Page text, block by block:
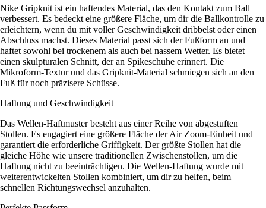
Nike Gripknit ist ein haftendes Material, das den Kontakt zum Ball
verbessert. Es bedeckt eine größere Fläche, um dir die Ballkontrolle zu
erleichtern, wenn du mit voller Geschwindigkeit dribbelst oder einen
Abschluss machst. Dieses Material passt sich der Fußform an und
haftet sowohl bei trockenem als auch bei nassem Wetter. Es bietet
einen skulpturalen Schnitt, der an Spikeschuhe erinnert. Die
Mikroform-Textur und das Gripknit-Material schmiegen sich an den
Fuß für noch präzisere Schüsse.
Haftung und Geschwindigkeit
Das Wellen-Haftmuster besteht aus einer Reihe von abgestuften
Stollen. Es engagiert eine größere Fläche der Air Zoom-Einheit und
garantiert die erforderliche Griffigkeit. Der größte Stollen hat die
gleiche Höhe wie unsere traditionellen Zwischenstollen, um die
Haftung nicht zu beeinträchtigen. Die Wellen-Haftung wurde mit
weiterentwickelten Stollen kombiniert, um dir zu helfen, beim
schnellen Richtungswechsel anzuhalten.